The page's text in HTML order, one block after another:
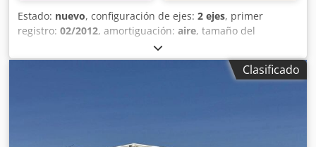
Estado: nuevo, configuración de ejes: 2 ejes, primer
registro: 02/2012, amortiguación: aire, tamaño del
, color:
2012, Medidas de los neumáticos: 265/70R19.5
Suspensión: Suspensión neumática Peso máximoClasificado